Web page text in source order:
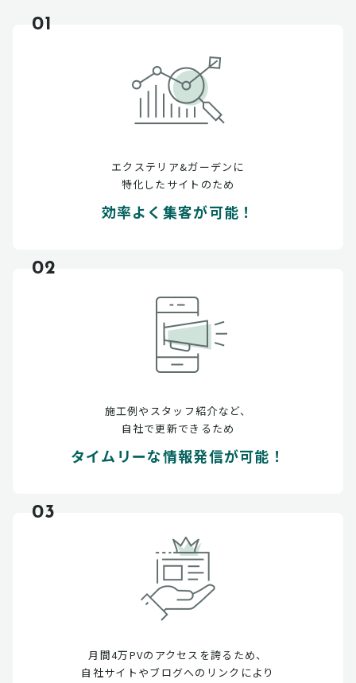
01
エクステリア&ガーデンに
特化したサイトのため
効率よく集客が可能！
02
施工例やスタッフ紹介など、
自社で更新できるため
タイムリーな情報発信が可能！
03
月間4万PVのアクセスを誇るため、
自社サイトやブログへのリンクにより